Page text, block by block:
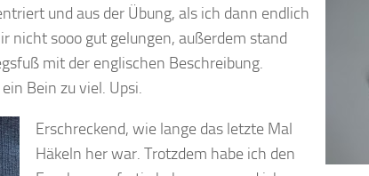
und aus der Übung, als ich dann endlich
nicht sooo gut gelungen, außerdem stand
mit der englischen Beschreibung.
Bein zu viel. Upsi.
Erschreckend, wie lange das letzte Mal
Häkeln her war. Trotzdem habe ich den